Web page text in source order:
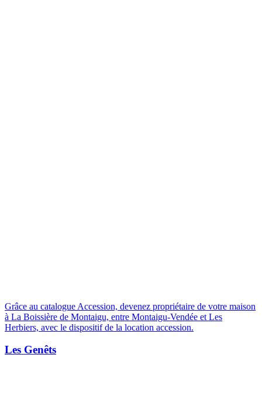
Grâce au catalogue Accession, devenez propriétaire de votre maison
à La Boissière de Montaigu, entre Montaigu-Vendée et Les
Herbiers, avec le dispositif de la location accession.
Les Genêts